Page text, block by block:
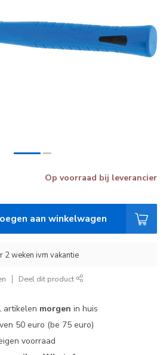
Op voorraad bij leverancier
aan winkelwagen
2 weken ivm vakantie
Deel dit product
artikelen morgen in huis
50 euro (be 75 euro)
voorraad